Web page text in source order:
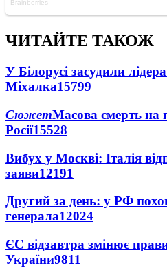
ЧИТАЙТЕ ТАКОЖ
У Білорусі засудили
Міхалка15799
СюжетМасова смерть
Росії15528
Вибух у Москві: Італія
заяви12191
Другий за день: у РФ
генерала12024
ЄС відзавтра змінює
України9811